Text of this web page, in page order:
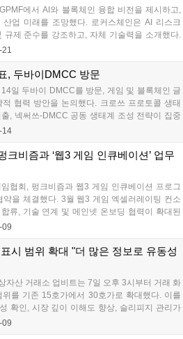
에서 AI와 블록체인 융합 비전을 제시하고,
산업 미래를 조망했다. 로커스체인은 AI 리스크
규제 준수를 강조하고, 자체 기술력을 소개했다.
술 발전이 게임 제작 방식을 혁신할 것이라고 전
디지털 전환 관련 행사도 공동 개최할 예정이
21
, 두바이DMCC 방문
일 두바이 DMCC를 방문, 게임 및 블록체인 글
협력 방안을 논의했다. 크로쓰 프로토콜 생태
, 넥써쓰-DMCC 공동 생태계 조성 전략이 집중
사 두바이 진출 지원, 블록체인 게임 생태계 구
14
크비즘과 ‘웹3 게임 인큐베이션’ 업무
협회, 펑크비즘과 웹3 게임 인큐베이션 프로그
약을 체결했다. 3월 웹3 게임 엑셀러레이팅 컨소
류, 기술 연계 및 메인넷 온보딩 협력이 확대된
제시 및 안정적 성과를 지원하고, 협회는 중소
09
시 범위 확대 "더 많은 정보로 유동성
자산 거래소 업비트는 7일 오후 3시부터 거래 화
를 기존 15호가에서 30호가로 확대했다. 이를
확인, 시장 깊이 이해도 향상, 슬리피지 관리가
다. 두나무 측은 투자자들이 더 많은 정보를 통
09